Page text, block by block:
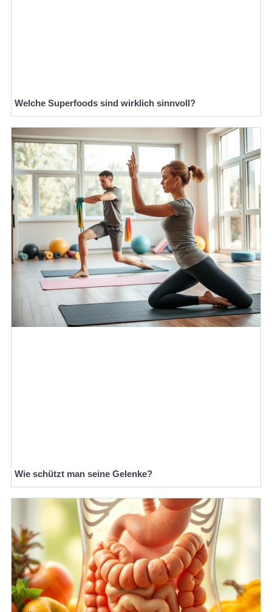
Welche Superfoods sind wirklich sinnvoll?
Wie schützt man seine Gelenke?